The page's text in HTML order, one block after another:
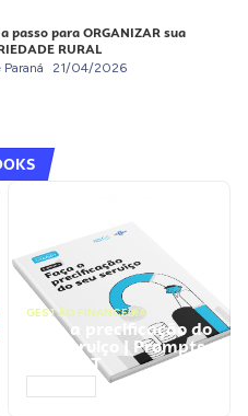
passo para ORGANIZAR sua
RURAL
Paraná 21/04/2026
GESTÃO FINANCEIRA
Faça a precificação do
seu serviço | Prompts
ChatGPT